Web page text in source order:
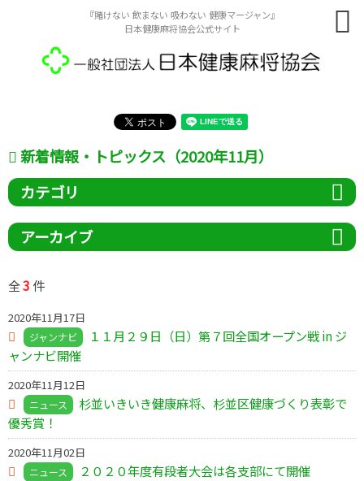
『賭けない 飲まない 吸わない 健康マージャン』
日本健康麻将協会公式サイト
新着情報・トピックス（2020年11月）
カテゴリ
アーカイブ
全3 件
2020年11月17日
ジャンナビ
１１月２９日（日）第７回全国オープン戦 in ジ
ャンナビ開催
2020年11月12日
ニュース
杉並いきいき健康麻将、杉並区健康づくり表彰で
優秀賞！
2020年11月02日
ニュース ２０２０年度有段者大会は各支部にて開催